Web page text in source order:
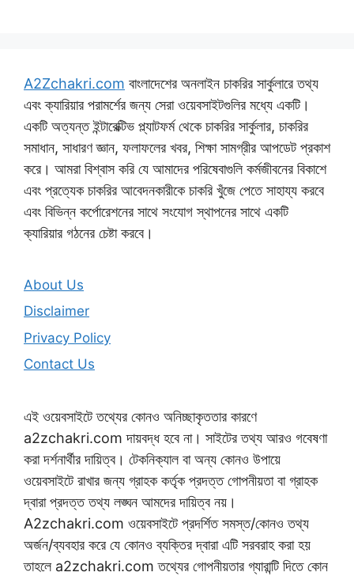
A2Zchakri.com বাংলাদেশের অনলাইন চাকরির সার্কুলারে তথ্য
এবং ক্যারিয়ার পরামর্শের জন্য সেরা ওয়েবসাইটগুলির মধ্যে একটি।
একটি অত্যন্ত ইন্টারেক্টিভ প্ল্যাটফর্ম থেকে চাকরির সার্কুলার, চাকরির
সমাধান, সাধারণ জ্ঞান, ফলাফলের খবর, শিক্ষা সামগ্রীর আপডেট প্রকাশ
করে। আমরা বিশ্বাস করি যে আমাদের পরিষেবাগুলি কর্মজীবনের বিকাশে
এবং প্রত্যেক চাকরির আবেদনকারীকে চাকরি খুঁজে পেতে সাহায্য করবে
এবং বিভিন্ন কর্পোরেশনের সাথে সংযোগ স্থাপনের সাথে একটি
ক্যারিয়ার গঠনের চেষ্টা করবে।
About Us
Disclaimer
Privacy Policy
Contact Us
এই ওয়েবসাইটে তথ্যের কোনও অনিচ্ছাকৃততার কারণে
a2zchakri.com দায়বদ্ধ হবে না। সাইটের তথ্য আরও গবেষণা
করা দর্শনার্থীর দায়িত্ব। টেকনিক্যাল বা অন্য কোনও উপায়ে
ওয়েবসাইটে রাখার জন্য গ্রাহক কর্তৃক প্রদত্ত গোপনীয়তা বা গ্রাহক
দ্বারা প্রদত্ত তথ্য লঙ্ঘন আমদের দায়িত্ব নয়।
A2zchakri.com ওয়েবসাইটে প্রদর্শিত সমস্ত/কোনও তথ্য
অর্জন/ব্যবহার করে যে কোনও ব্যক্তির দ্বারা এটি সরবরাহ করা হয়
তাহলে a2zchakri.com তথ্যের গোপনীয়তার গ্যারান্টি দিতে কোন